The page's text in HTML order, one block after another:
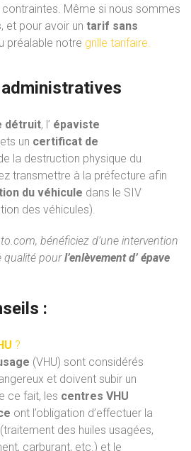
Même si nous sommes
, et pour avoir un tarif sans
préalable notre grille tarifaire.
détruit, l’ épaviste
un certificat de
la destruction physique du
transmettre à la préfecture afin
du véhicule dans le SIV
des véhicules).
, bénéficiez d’une intervention
qualité pourl’enlèvement d’ épave
:
?
(VHU) sont considérés
et doivent subir un
ce fait, les centres VHU
ont l’obligation d’effectuer la
des huiles usagées,
carburant, etc.) et le